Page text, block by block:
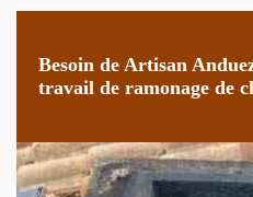
Besoin de Artisan
travail de ramonage de